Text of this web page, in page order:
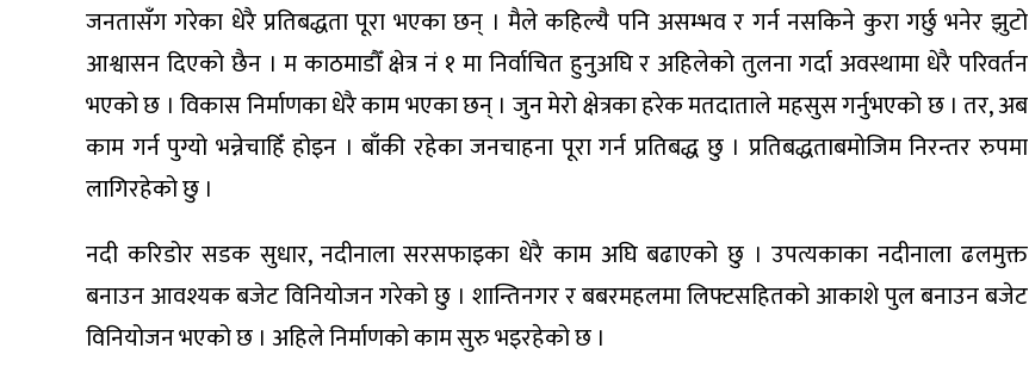
जनतासँग गरेका धेरै प्रतिबद्धता पूरा भएका छन् । मैले कहिल्यै पनि असम्भव र गर्न नसकिने कुरा गर्छु भनेर झुटो
आश्वासन दिएको छैन । म काठमाडौँ क्षेत्र नं १ मा निर्वाचित हुनुअघि र अहिलेको तुलना गर्दा अवस्थामा धेरै परिवर्तन
भएको छ । विकास निर्माणका धेरै काम भएका छन् । जुन मेरो क्षेत्रका हरेक मतदाताले महसुस गर्नुभएको छ । तर, अब
काम गर्न पुग्यो भन्नेचाहिँ होइन । बाँकी रहेका जनचाहना पूरा गर्न प्रतिबद्ध छु । प्रतिबद्धताबमोजिम निरन्तर रुपमा
लागिरहेको छु ।
नदी करिडोर सडक सुधार, नदीनाला सरसफाइका धेरै काम अघि बढाएको छु । उपत्यकाका नदीनाला ढलमुक्त
बनाउन आवश्यक बजेट विनियोजन गरेको छु । शान्तिनगर र बबरमहलमा लिफ्टसहितको आकाशे पुल बनाउन बजेट
विनियोजन भएको छ । अहिले निर्माणको काम सुरु भइरहेको छ ।